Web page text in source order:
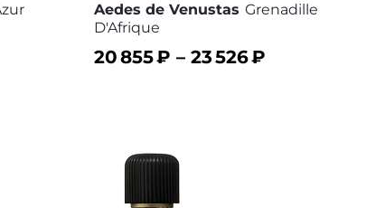
Aedes de Venustas Grenadille
D'Afrique
20 855₽ – 23 526₽